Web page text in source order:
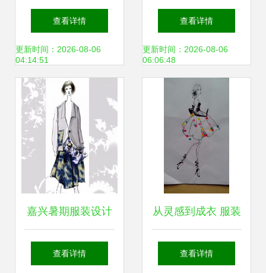
设计师与服装制作
的艺术交响
查看详情
更新时间：2026-08-06
04:14:51
设计专业 服装制作
模块的深度解析
查看详情
更新时间：2026-08-06
06:06:48
嘉兴暑期服装设计
培训班盘点 课程内
查看详情
从灵感到成衣 服装
设计与制作的完整
查看详情